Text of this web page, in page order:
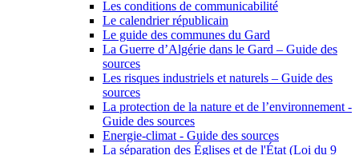
Les conditions de communicabilité
Le calendrier républicain
Le guide des communes du Gard
La Guerre d’Algérie dans le Gard – Guide des
sources
Les risques industriels et naturels – Guide des
sources
La protection de la nature et de l’environnement -
Guide des sources
Energie-climat - Guide des sources
La séparation des Églises et de l'État (Loi du 9